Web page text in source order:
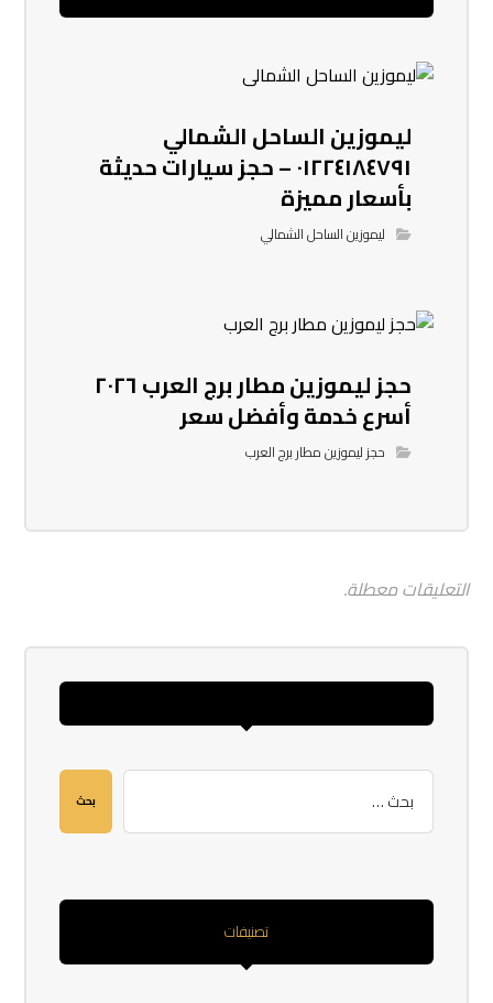
ليموزين الساحل الشمالي
٠١٢٢٤١٨٤٧٩١ – حجز سيارات حديثة
بأسعار مميزة
ليموزين الساحل الشمالي
حجز ليموزين مطار برج العرب ٢٠٢٦
أسرع خدمة وأفضل سعر
حجز ليموزين مطار برج العرب
التعليقات معطلة.
بحث
تصنيفات